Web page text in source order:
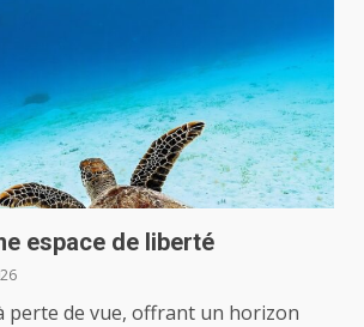
espace de liberté
perte de vue, offrant un horizon